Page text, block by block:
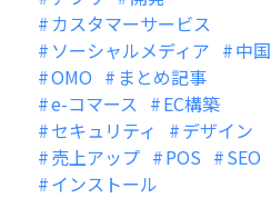
カスタマーサービス
ソーシャルメディア
中国
OMO
まとめ記事
e-コマース
EC構築
セキュリティ
デザイン
売上アップ
POS
SEO
インストール